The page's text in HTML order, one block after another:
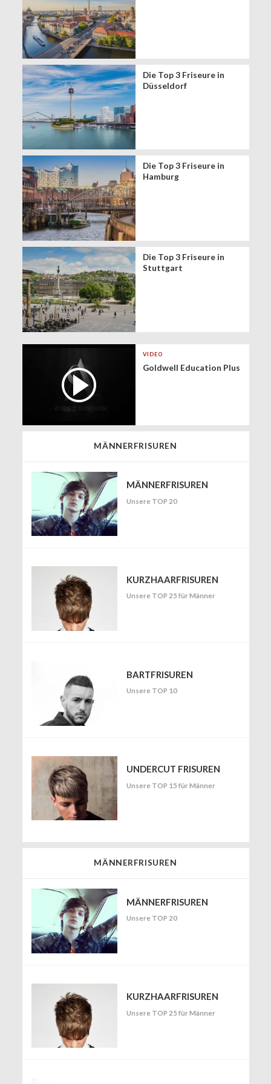
Die Top 3 Friseure in
Düsseldorf
Die Top 3 Friseure in
Hamburg
Die Top 3 Friseure in
Stuttgart
VIDEO
Goldwell Education Plus
MÄNNERFRISUREN
MÄNNERFRISUREN
Unsere TOP 20
KURZHAARFRISUREN
Unsere TOP 25 für Männer
BARTFRISUREN
Unsere TOP 10
UNDERCUT FRISUREN
Unsere TOP 15 für Männer
MÄNNERFRISUREN
MÄNNERFRISUREN
Unsere TOP 20
KURZHAARFRISUREN
Unsere TOP 25 für Männer